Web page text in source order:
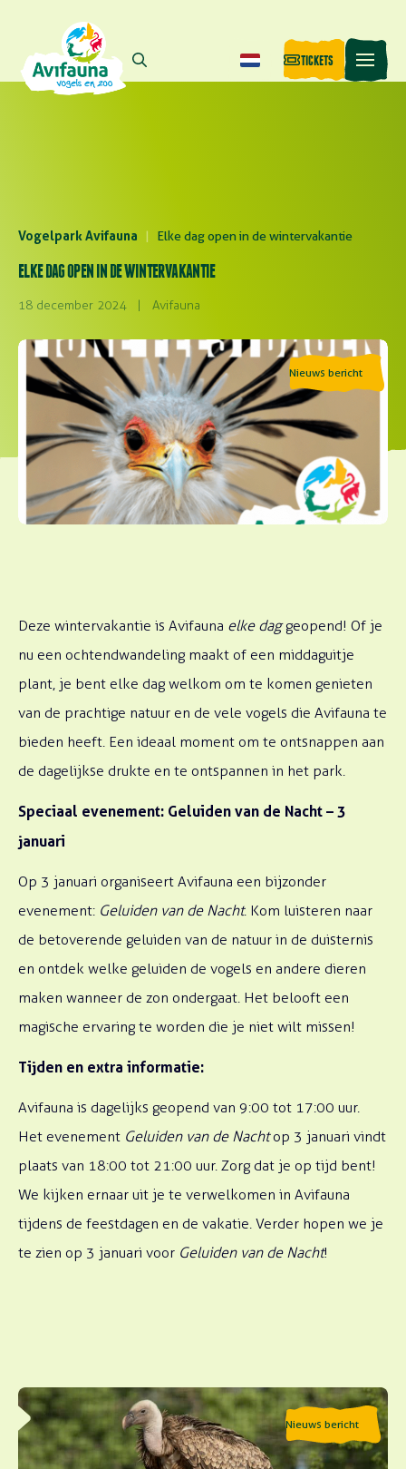
TICKETS
Vogelpark Avifauna | Elke dag open in de wintervakantie
ELKE DAG OPEN IN DE WINTERVAKANTIE
18 december 2024 | Avifauna
Nieuws bericht
Deze wintervakantie is Avifauna elke daggeopend! Of je
nu een ochtendwandeling maakt of een middaguitje
plant, je bent elke dag welkom om te komen genieten
van de prachtige natuur en de vele vogels die Avifauna te
bieden heeft. Een ideaal moment om te ontsnappen aan
de dagelijkse drukte en te ontspannen in het park.
Speciaal evenement: Geluiden van de Nacht – 3
januari
Op 3 januari organiseert Avifauna een bijzonder
evenement: Geluiden van de Nacht. Kom luisteren naar
de betoverende geluiden van de natuur in de duisternis
en ontdek welke geluiden de vogels en andere dieren
maken wanneer de zon ondergaat. Het belooft een
magische ervaring te worden die je niet wilt missen!
Tijden en extra informatie:
Avifauna is dagelijks geopend van 9:00 tot 17:00 uur.
Het evenement Geluiden van de Nachtop 3 januari vindt
plaats van 18:00 tot 21:00 uur. Zorg dat je op tijd bent!
We kijken ernaar uit je te verwelkomen in Avifauna
tijdens de feestdagen en de vakatie. Verder hopen we je
te zien op 3 januari voor Geluiden van de Nacht!
Nieuws bericht
Lees meer over Gierendag 2026